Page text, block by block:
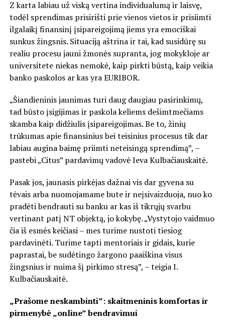
Z karta labiau už viską vertina individualumą ir laisvę,
todėl sprendimas prisirišti prie vienos vietos ir prisiimti
ilgalaikį finansinį įsipareigojimą jiems yra emociškai
sunkus žingsnis. Situaciją aštrina ir tai, kad susidūrę su
realiu procesu jauni žmonės supranta, jog mokykloje ar
universitete niekas nemokė, kaip pirkti būstą, kaip veikia
banko paskolos ar kas yra EURIBOR.
„Šiandieninis jaunimas turi daug daugiau pasirinkimų,
tad būsto įsigijimas ir paskola keliems dešimtmečiams
skamba kaip didžiulis įsipareigojimas. Be to, žinių
trūkumas apie finansinius bei teisinius procesus tik dar
labiau augina baimę priimti neteisingą sprendimą”, –
pastebi „Citus” pardavimų vadovė Ieva Kulbačiauskaitė.
Pasak jos, jaunasis pirkėjas dažnai vis dar gyvena su
tėvais arba nuomojamame bute ir neįsivaizduoja, nuo ko
pradėti bendrauti su banku ar kas iš tikrųjų svarbu
vertinant patį NT objektą, jo kokybę. „Vystytojo vaidmuo
čia iš esmės keičiasi – mes turime nustoti tiesiog
pardavinėti. Turime tapti mentoriais ir gidais, kurie
paprastai, be sudėtingo žargono paaiškina visus
žingsnius ir nuima šį pirkimo stresą”, – teigia I.
Kulbačiauskaitė.
„Prašome neskambinti”: skaitmeninis komfortas ir
pirmenybė „online” bendravimui